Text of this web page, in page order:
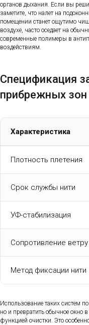
органов дыхания. Если вы
заметите, что налет на
помещении станет ощутимо
воздухе, часто оседает на
современные полимеры в
воздействиям.
Спецификация
прибрежных зон
Характеристика
Плотность плетения
Срок службы нити
УФ-стабилизация
Сопротивление ветру
Метод фиксации нити
Использование таких систем
но и превратить обычное окно
функцией очистки. Это